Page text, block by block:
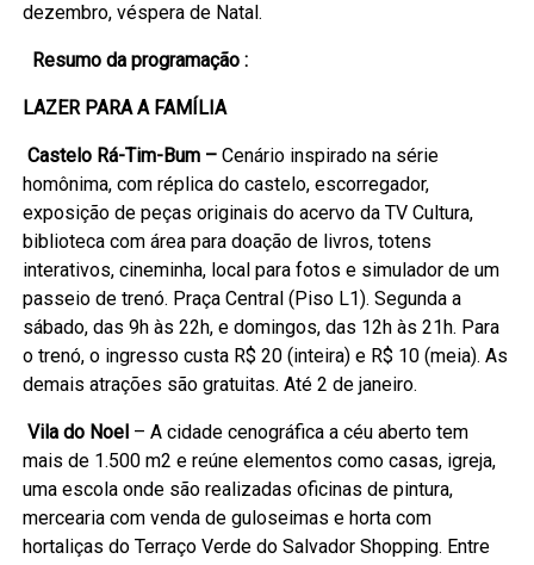
dezembro, véspera de Natal.
Resumo da programação :
LAZER PARA A FAMÍLIA
Castelo Rá-Tim-Bum –Cenário inspirado na série
homônima, com réplica do castelo, escorregador,
exposição de peças originais do acervo da TV Cultura,
biblioteca com área para doação de livros, totens
interativos, cineminha, local para fotos e simulador de um
passeio de trenó. Praça Central (Piso L1). Segunda a
sábado, das 9h às 22h, e domingos, das 12h às 21h. Para
o trenó, o ingresso custa R$ 20 (inteira) e R$ 10 (meia). As
demais atrações são gratuitas. Até 2 de janeiro.
Vila do Noel – A cidade cenográfica a céu aberto tem
mais de 1.500 m2 e reúne elementos como casas, igreja,
uma escola onde são realizadas oficinas de pintura,
mercearia com venda de guloseimas e horta com
hortaliças do Terraço Verde do Salvador Shopping. Entre